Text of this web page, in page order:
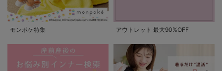
モンポケ特集 アウトレット 最大90%OFF